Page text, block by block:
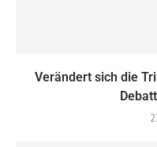
Verändert sich die